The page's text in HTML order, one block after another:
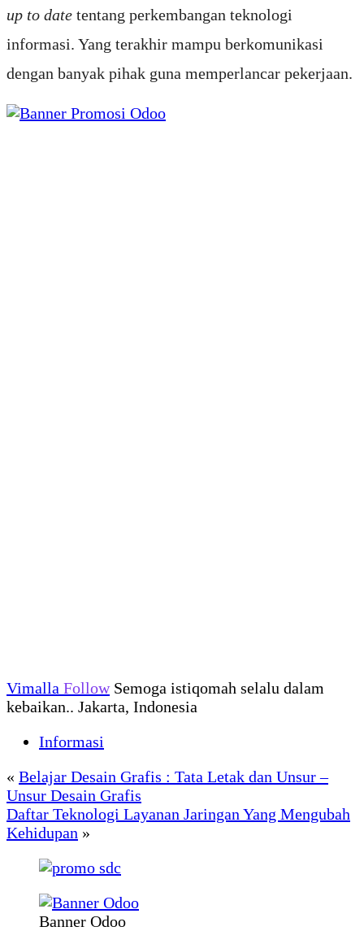
up to date tentang perkembangan teknologi
informasi. Yang terakhir mampu berkomunikasi
dengan banyak pihak guna memperlancar pekerjaan.
Vimalla Follow Semoga istiqomah selalu dalam
kebaikan.. Jakarta, Indonesia
Informasi
« Belajar Desain Grafis : Tata Letak dan Unsur –
Unsur Desain Grafis
Daftar Teknologi Layanan Jaringan Yang Mengubah
Kehidupan »
Banner Odoo